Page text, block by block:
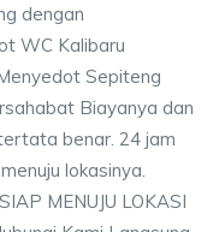
dengan
WC Kalibaru
Sepiteng
Biayanya dan
benar. 24 jam
lokasinya.
MENUJU LOKASI